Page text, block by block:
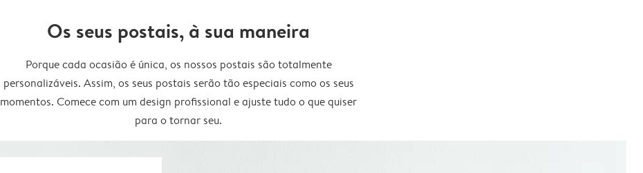
Os seus postais, à sua maneira
Porque cada ocasião é única, os nossos postais são totalmente
personalizáveis. Assim, os seus postais serão tão especiais como os seus
momentos. Comece com um design profissional e ajuste tudo o que quiser
para o tornar seu.